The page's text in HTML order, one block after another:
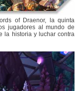
of Draenor, la quinta
jugadores al mundo de
la historia y luchar contra